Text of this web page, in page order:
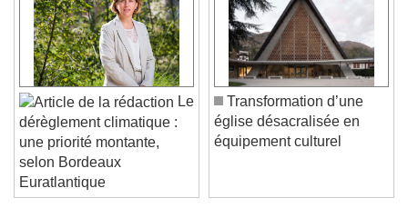
dérèglement climatique :
une priorité montante,
selon Bordeaux
Euratlantique
Transformation d’une
église désacralisée en